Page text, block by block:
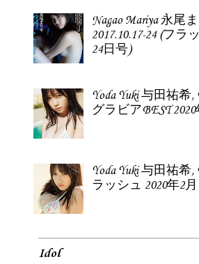
Nagao Mariya 永尾
2017.10.17-24 (フラ
24日号)
Yoda Yuki 与田祐希
グラビアBEST
Yoda Yuki 与田祐希,
ラッシュ 2020年2
Idol